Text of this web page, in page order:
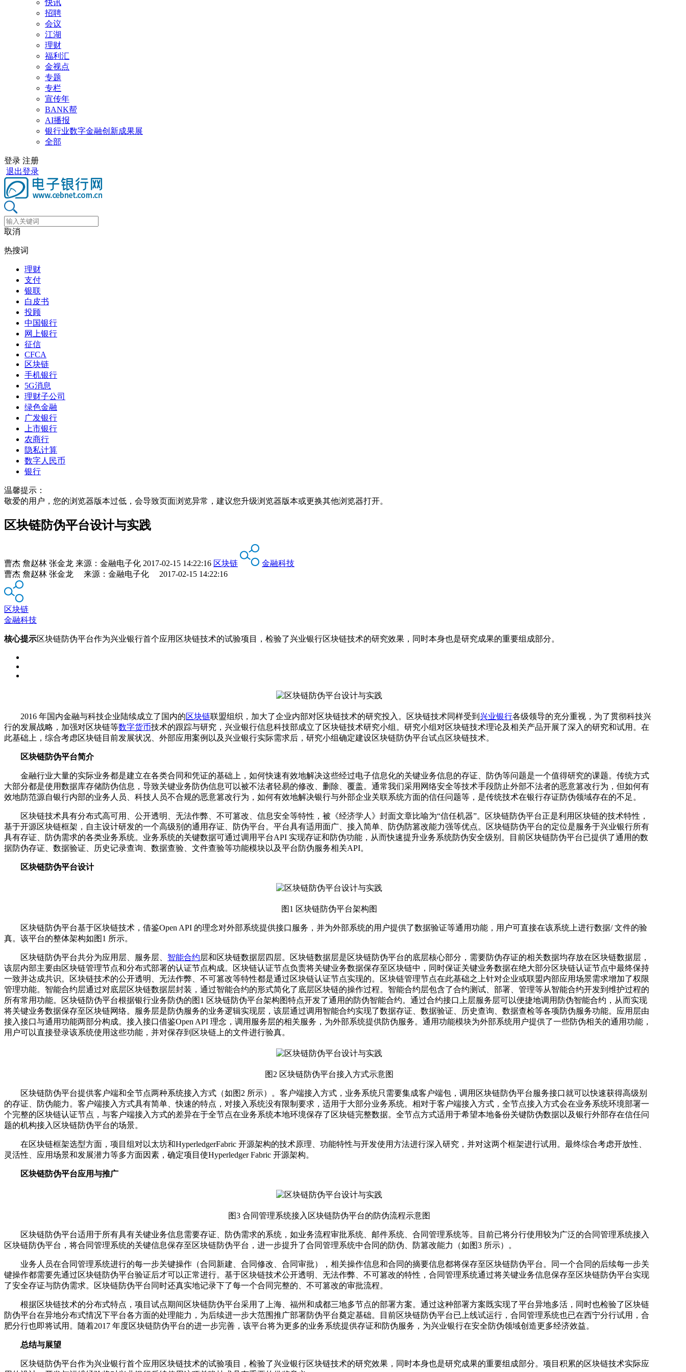
快讯
招聘
会议
江湖
理财
福利汇
金视点
专题
专栏
宣传年
BANK帮
AI播报
银行业数字金融创新成果展
全部
登录 注册
退出登录
取消
热搜词
理财
支付
银联
白皮书
投顾
中国银行
网上银行
征信
CFCA
区块链
手机银行
5G消息
理财子公司
绿色金融
广发银行
上市银行
农商行
隐私计算
数字人民币
银行
温馨提示：
敬爱的用户，您的浏览器版本过低，会导致页面浏览异常，建议您升级浏览器版本或更换其他浏览器打开。
区块链防伪平台设计与实践
曹杰 詹赵林 张金龙 来源： 金融电子化 2017-02-15 14:22:16 区块链
金融科技
曹杰 詹赵林 张金龙 来源：金融电子化 2017-02-15 14:22:16
区块链
金融科技
核心提示区块链防伪平台作为兴业银行首个应用区块链技术的试验项目，检验了兴业银行区块链技术的研究效果，同时本身也是研究成果的重要组成部分。
2016 年国内金融与科技企业陆续成立了国内的区块链联盟组织，加大了企业内部对区块链技术的研究投入。区块链技术同样受到 兴业银行各级领导的充分重视，为了贯彻科技兴
行的发展战略，加强对区块链等数字货币技术的跟踪与研究，兴业银行信息科技部成立了区块链技术研究小组。研究小组对区块链技术理论及相关产品开展了深入的研究和试用。在
此基础上，综合考虑区块链目前发展状况、外部应用案例以及兴业银行实际需求后，研究小组确定建设区块链防伪平台试点区块链技术。
区块链防伪平台简介
金融行业大量的实际业务都是建立在各类合同和凭证的基础上，如何快速有效地解决这些经过电子信息化的关键业务信息的存证、防伪等问题是一个值得研究的课题。传统方式
大部分都是使用数据库存储防伪信息，导致关键业务防伪信息可以被不法者轻易的修改、删除、覆盖。通常我们采用网络安全等技术手段防止外部不法者的恶意篡改行为，但如何有
效地防范源自银行内部的业务人员、科技人员不合规的恶意篡改行为，如何有效地解决银行与外部企业关联系统方面的信任问题等，是传统技术在银行存证防伪领域存在的不足。
区块链技术具有分布式高可用、公开透明、无法作弊、不可篡改、信息安全等特性，被《经济学人》封面文章比喻为“信任机器”。区块链防伪平台正是利用区块链的技术特性，
基于开源区块链框架，自主设计研发的一个高级别的通用存证、防伪平台。平台具有适用面广、接入简单、防伪防篡改能力强等优点。区块链防伪平台的定位是服务于兴业银行所有
具有存证、防伪需求的各类业务系统。业务系统的关键数据可通过调用平台API 实现存证和防伪功能，从而快速提升业务系统防伪安全级别。目前区块链防伪平台已提供了通用的数
据防伪存证、数据验证、历史记录查询、数据查验、文件查验等功能模块以及平台防伪服务相关API。
区块链防伪平台设计
图1 区块链防伪平台架构图
区块链防伪平台基于区块链技术，借鉴Open API 的理念对外部系统提供接口服务，并为外部系统的用户提供了数据验证等通用功能，用户可直接在该系统上进行数据/ 文件的验
真。该平台的整体架构如图1 所示。
区块链防伪平台共分为应用层、服务层、 智能合约层和区块链数据层四层。区块链数据层是区块链防伪平台的底层核心部分，需要防伪存证的相关数据均存放在区块链数据层，
该层内部主要由区块链管理节点和分布式部署的认证节点构成。区块链认证节点负责将关键业务数据保存至区块链中，同时保证关键业务数据在绝大部分区块链认证节点中最终保持
一致并达成共识。区块链技术的公开透明、无法作弊、不可篡改等特性都是通过区块链认证节点实现的。区块链管理节点在此基础之上针对企业或联盟内部应用场景需求增加了权限
管理功能。智能合约层通过对底层区块链数据层封装，通过智能合约的形式简化了底层区块链的操作过程。智能合约层包含了合约测试、部署、管理等从智能合约开发到维护过程的
所有常用功能。区块链防伪平台根据银行业务防伪的图1 区块链防伪平台架构图特点开发了通用的防伪智能合约。通过合约接口上层服务层可以便捷地调用防伪智能合约，从而实现
将关键业务数据保存至区块链网络。服务层是防伪服务的业务逻辑实现层，该层通过调用智能合约实现了数据存证、数据验证、历史查询、数据查检等各项防伪服务功能。应用层由
接入接口与通用功能两部分构成。接入接口借鉴Open API 理念，调用服务层的相关服务，为外部系统提供防伪服务。通用功能模块为外部系统用户提供了一些防伪相关的通用功能，
用户可以直接登录该系统使用这些功能，并对保存到区块链上的文件进行验真。
图2 区块链防伪平台接入方式示意图
区块链防伪平台提供客户端和全节点两种系统接入方式（如图2 所示）。客户端接入方式，业务系统只需要集成客户端包，调用区块链防伪平台服务接口就可以快速获得高级别
的存证、防伪能力。客户端接入方式具有简单、快速的特点，对接入系统没有限制要求，适用于大部分业务系统。相对于客户端接入方式，全节点接入方式会在业务系统环境部署一
个完整的区块链认证节点，与客户端接入方式的差异在于全节点在业务系统本地环境保存了区块链完整数据。全节点方式适用于希望本地备份关键防伪数据以及银行外部存在信任问
题的机构接入区块链防伪平台的场景。
在区块链框架选型方面，项目组对以太坊和HyperledgerFabric 开源架构的技术原理、功能特性与开发使用方法进行深入研究，并对这两个框架进行试用。最终综合考虑开放性、
灵活性、应用场景和发展潜力等多方面因素，确定项目使Hyperledger Fabric 开源架构。
区块链防伪平台应用与推广
图3 合同管理系统接入区块链防伪平台的防伪流程示意图
区块链防伪平台适用于所有具有关键业务信息需要存证、防伪需求的系统，如业务流程审批系统、邮件系统、合同管理系统等。目前已将分行使用较为广泛的合同管理系统接入
区块链防伪平台，将合同管理系统的关键信息保存至区块链防伪平台，进一步提升了合同管理系统中合同的防伪、防篡改能力（如图3 所示）。
业务人员在合同管理系统进行的每一步关键操作（合同新建、合同修改、合同审批），相关操作信息和合同的摘要信息都将保存至区块链防伪平台。同一个合同的后续每一步关
键操作都需要先通过区块链防伪平台验证后才可以正常进行。基于区块链技术公开透明、无法作弊、不可篡改的特性，合同管理系统通过将关键业务信息保存至区块链防伪平台实现
了安全存证与防伪需求。区块链防伪平台同时还真实地记录下了每一个合同完整的、不可篡改的审批流程。
根据区块链技术的分布式特点，项目试点期间区块链防伪平台采用了上海、福州和成都三地多节点的部署方案。通过这种部署方案既实现了平台异地多活，同时也检验了区块链
防伪平台在异地分布式情况下平台各方面的处理能力，为后续进一步大范围推广部署防伪平台奠定基础。目前区块链防伪平台已上线试运行，合同管理系统也已在西宁分行试用，合
肥分行也即将试用。随着2017 年度区块链防伪平台的进一步完善，该平台将为更多的业务系统提供存证和防伪服务，为兴业银行在安全防伪领域创造更多经济效益。
总结与展望
区块链防伪平台作为兴业银行首个应用区块链技术的试验项目，检验了兴业银行区块链技术的研究效果，同时本身也是研究成果的重要组成部分。项目积累的区块链技术实际应